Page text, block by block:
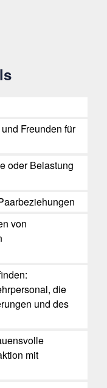
Freunden für
oder Belastung
von
die
und des
mit